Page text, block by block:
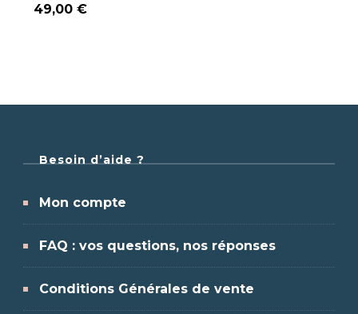
49,00€
Besoin d’aide ?
Mon compte
FAQ : vos questions, nos réponses
Conditions Générales de vente